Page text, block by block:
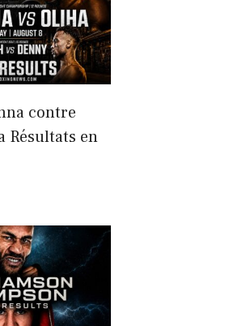
contre
Résultats en